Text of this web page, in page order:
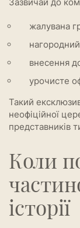
жалувана
внесення
урочисте
Такий
неофіційної
представників
Коли
історії